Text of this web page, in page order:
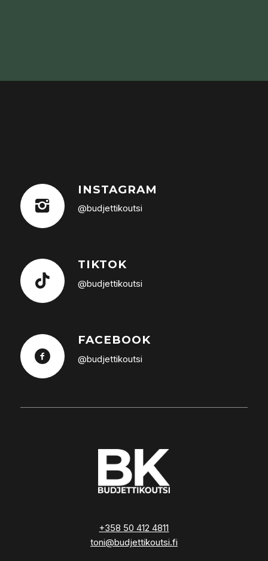
INSTAGRAM
@budjettikoutsi
TIKTOK
@budjettikoutsi
FACEBOOK
@budjettikoutsi
+358 50 412 4811
toni@budjettikoutsi.fi